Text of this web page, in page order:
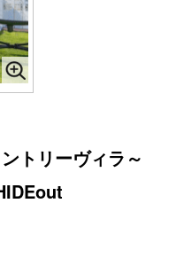
トリーヴィラ～